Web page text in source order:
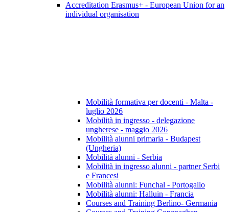
Accreditation Erasmus+ - European Union for an
individual organisation
Mobilità formativa per docenti - Malta -
luglio 2026
Mobilità in ingresso - delegazione
ungherese - maggio 2026
Mobilità alunni primaria - Budapest
(Ungheria)
Mobilità alunni - Serbia
Mobilità in ingresso alunni - partner Serbi
e Francesi
Mobilità alunni: Funchal - Portogallo
Mobilità alunni: Halluin - Francia
Courses and Training Berlino- Germania